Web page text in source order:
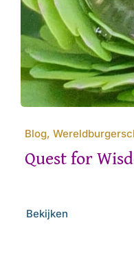
Blog,
Quest for
Bekijken